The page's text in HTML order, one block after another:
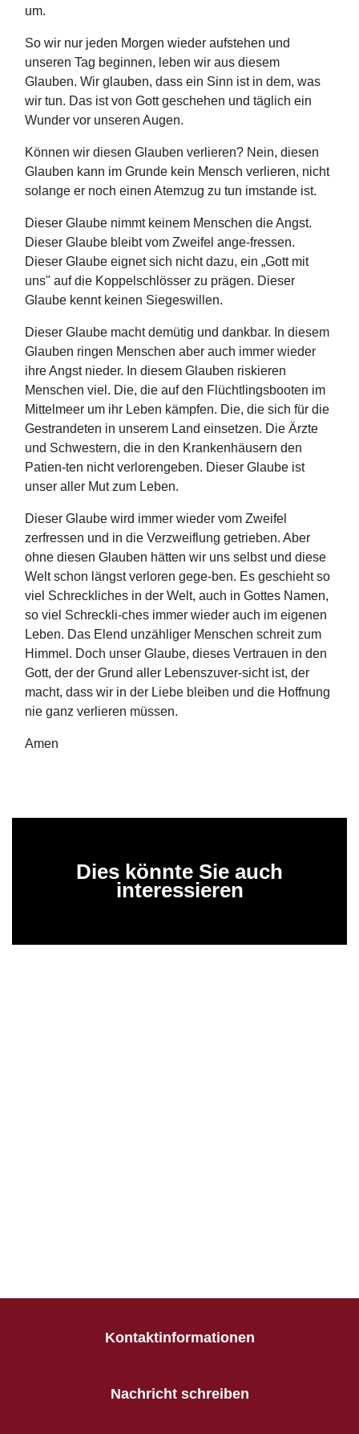
um.
So wir nur jeden Morgen wieder aufstehen und
unseren Tag beginnen, leben wir aus diesem
Glauben. Wir glauben, dass ein Sinn ist in dem, was
wir tun. Das ist von Gott geschehen und täglich ein
Wunder vor unseren Augen.
Können wir diesen Glauben verlieren? Nein, diesen
Glauben kann im Grunde kein Mensch verlieren, nicht
solange er noch einen Atemzug zu tun imstande ist.
Dieser Glaube nimmt keinem Menschen die Angst.
Dieser Glaube bleibt vom Zweifel ange-fressen.
Dieser Glaube eignet sich nicht dazu, ein „Gott mit
uns" auf die Koppelschlösser zu prägen. Dieser
Glaube kennt keinen Siegeswillen.
Dieser Glaube macht demütig und dankbar. In diesem
Glauben ringen Menschen aber auch immer wieder
ihre Angst nieder. In diesem Glauben riskieren
Menschen viel. Die, die auf den Flüchtlingsbooten im
Mittelmeer um ihr Leben kämpfen. Die, die sich für die
Gestrandeten in unserem Land einsetzen. Die Ärzte
und Schwestern, die in den Krankenhäusern den
Patien-ten nicht verlorengeben. Dieser Glaube ist
unser aller Mut zum Leben.
Dieser Glaube wird immer wieder vom Zweifel
zerfressen und in die Verzweiflung getrieben. Aber
ohne diesen Glauben hätten wir uns selbst und diese
Welt schon längst verloren gege-ben. Es geschieht so
viel Schreckliches in der Welt, auch in Gottes Namen,
so viel Schreckli-ches immer wieder auch im eigenen
Leben. Das Elend unzähliger Menschen schreit zum
Himmel. Doch unser Glaube, dieses Vertrauen in den
Gott, der der Grund aller Lebenszuver-sicht ist, der
macht, dass wir in der Liebe bleiben und die Hoffnung
nie ganz verlieren müssen.
Amen
Dies könnte Sie auch
interessieren
Kontaktinformationen
Nachricht schreiben